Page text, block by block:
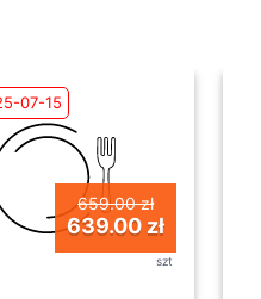
07-15
659.00 zł
639.00 zł
szt